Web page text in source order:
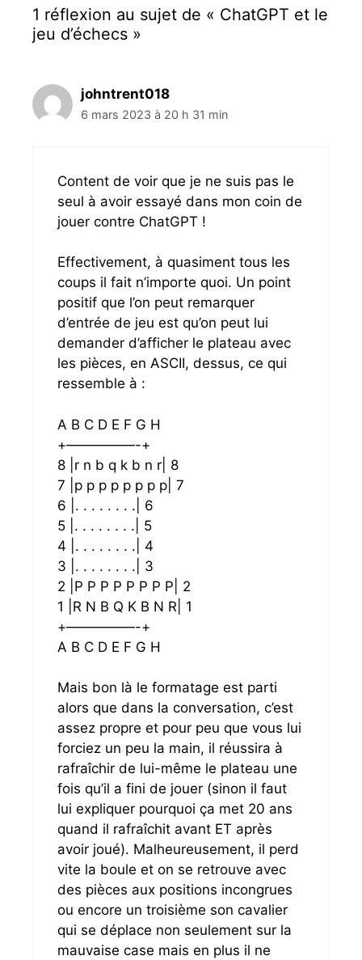
e
s
t
e
t
i
d
e
s
1 réflexion au sujet de « ChatGPT et le
jeu d’échecs »
johntrent018
6 mars 2023 à 20 h 31 min
Content de voir que je ne suis pas le
seul à avoir essayé dans mon coin de
jouer contre ChatGPT !
Effectivement, à quasiment tous les
coups il fait n’importe quoi. Un point
positif que l’on peut remarquer
d’entrée de jeu est qu’on peut lui
demander d’afficher le plateau avec
les pièces, en ASCII, dessus, ce qui
ressemble à :
A B C D E F G H
+—————-+
8 |r n b q k b n r| 8
7 |p p p p p p p p| 7
6 |. . . . . . . .| 6
5 |. . . . . . . .| 5
4 |. . . . . . . .| 4
3 |. . . . . . . .| 3
2 |P P P P P P P P| 2
1 |R N B Q K B N R| 1
+—————-+
A B C D E F G H
Mais bon là le formatage est parti
alors que dans la conversation, c’est
assez propre et pour peu que vous lui
forciez un peu la main, il réussira à
rafraîchir de lui-même le plateau une
fois qu’il a fini de jouer (sinon il faut
lui expliquer pourquoi ça met 20 ans
quand il rafraîchit avant ET après
avoir joué). Malheureusement, il perd
vite la boule et on se retrouve avec
des pièces aux positions incongrues
ou encore un troisième son cavalier
qui se déplace non seulement sur la
mauvaise case mais en plus il ne